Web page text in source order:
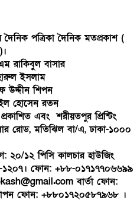
দৈনিক পত্রিকা দৈনিক মতপ্রকাশ (
রাকিবুল বাসার
ইসলাম
উদ্দীন শিপন
হোসেন রতন
এবং শরীয়তপুর প্রিন্টিং
রোড, মতিঝিল বা/এ, ঢাকা-১০০০
২০/১২ পিসি কালচার হাউজিং
১২০৭। ফোন: +৮৮-০১৭১৭৭০৬৬৯৯
বার্তা ফোন:
ফোন: +৮৮০১৭২০৫৮৭৯৬৮ ।